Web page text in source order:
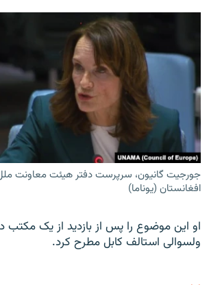
جورجیت گانیون، سرپرست دفتر هیئت معاونت
افغانستان (یوناما)
او این موضوع را پس از بازدید از یک مکتب
ولسوالی استالف کابل مطرح کرد.